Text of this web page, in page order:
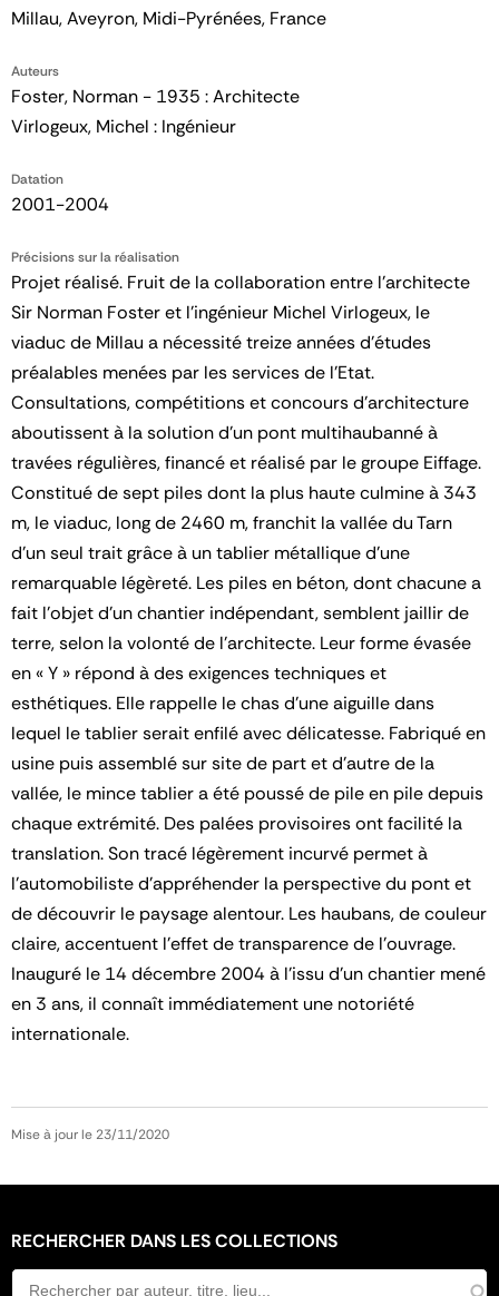
Millau, Aveyron, Midi-Pyrénées, France
Auteurs
Foster, Norman - 1935 : Architecte
Virlogeux, Michel : Ingénieur
Datation
2001-2004
Précisions sur la réalisation
Projet réalisé. Fruit de la collaboration entre l’architecte
Sir Norman Foster et l’ingénieur Michel Virlogeux, le
viaduc de Millau a nécessité treize années d’études
préalables menées par les services de l’Etat.
Consultations, compétitions et concours d’architecture
aboutissent à la solution d’un pont multihaubanné à
travées régulières, financé et réalisé par le groupe Eiffage.
Constitué de sept piles dont la plus haute culmine à 343
m, le viaduc, long de 2460 m, franchit la vallée du Tarn
d’un seul trait grâce à un tablier métallique d’une
remarquable légèreté. Les piles en béton, dont chacune a
fait l’objet d’un chantier indépendant, semblent jaillir de
terre, selon la volonté de l’architecte. Leur forme évasée
en « Y » répond à des exigences techniques et
esthétiques. Elle rappelle le chas d’une aiguille dans
lequel le tablier serait enfilé avec délicatesse. Fabriqué en
usine puis assemblé sur site de part et d’autre de la
vallée, le mince tablier a été poussé de pile en pile depuis
chaque extrémité. Des palées provisoires ont facilité la
translation. Son tracé légèrement incurvé permet à
l’automobiliste d’appréhender la perspective du pont et
de découvrir le paysage alentour. Les haubans, de couleur
claire, accentuent l’effet de transparence de l’ouvrage.
Inauguré le 14 décembre 2004 à l’issu d’un chantier mené
en 3 ans, il connaît immédiatement une notoriété
internationale.
Mise à jour le 23/11/2020
RECHERCHER DANS LES COLLECTIONS